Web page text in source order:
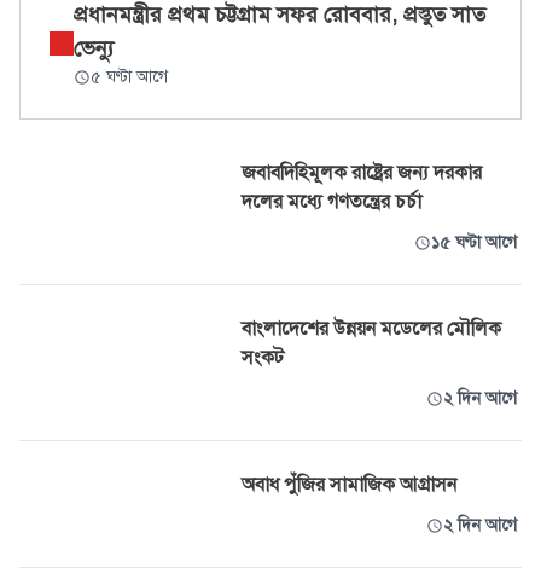
প্রধানমন্ত্রীর প্রথম চট্টগ্রাম সফর রোববার, প্রস্তুত সাত
ভেন্যু
৫ ঘণ্টা আগে
জবাবদিহিমূলক রাষ্ট্রের জন্য দরকার
দলের মধ্যে গণতন্ত্রের চর্চা
১৫ ঘণ্টা আগে
বাংলাদেশের উন্নয়ন মডেলের মৌলিক
সংকট
২ দিন আগে
অবাধ পুঁজির সামাজিক আগ্রাসন
২ দিন আগে